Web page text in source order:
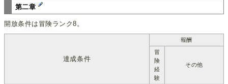
第二章
開放条件は冒険ランク8。
達成条件
報酬
冒
険
経
験
その他